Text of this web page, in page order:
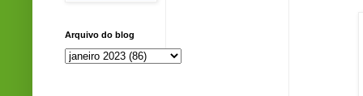
Arquivo do blog